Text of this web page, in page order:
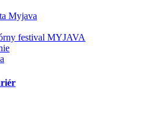
Myjava
festival MYJAVA